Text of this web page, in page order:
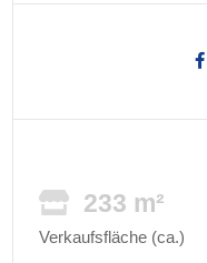
233 m²
Verkaufsfläche (ca.)